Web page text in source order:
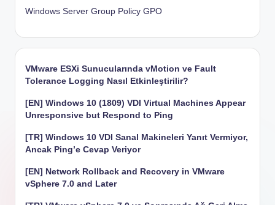
Windows Server Group Policy GPO
VMware ESXi Sunucularında vMotion ve Fault
Tolerance Logging Nasıl Etkinleştirilir?
[EN] Windows 10 (1809) VDI Virtual Machines Appear
Unresponsive but Respond to Ping
[TR] Windows 10 VDI Sanal Makineleri Yanıt Vermiyor,
Ancak Ping’e Cevap Veriyor
[EN] Network Rollback and Recovery in VMware
vSphere 7.0 and Later